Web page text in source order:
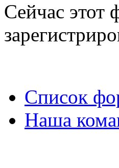
Сейчас этот
Список
Наша